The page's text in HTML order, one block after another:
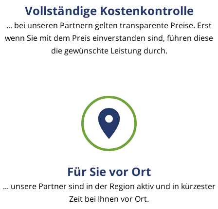
Vollständige Kostenkontrolle
... bei unseren Partnern gelten transparente Preise. Erst
wenn Sie mit dem Preis einverstanden sind, führen diese
die gewünschte Leistung durch.
Für Sie vor Ort
... unsere Partner sind in der Region aktiv und in kürzester
Zeit bei Ihnen vor Ort.